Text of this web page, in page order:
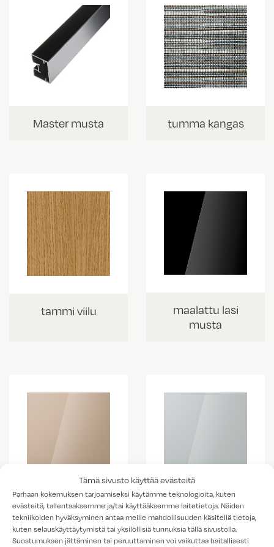
Tämä sivusto käyttää evästeitä
Parhaan kokemuksen tarjoamiseksi käytämme teknologioita, kuten
evästeitä, tallentaaksemme ja/tai käyttääksemme laitetietoja. Näiden
tekniikoiden hyväksyminen antaa meille mahdollisuuden käsitellä tietoja,
kuten selauskäyttäytymistä tai yksilöllisiä tunnuksia tällä sivustolla.
Suostumuksen jättäminen tai peruuttaminen voi vaikuttaa haitallisesti
Master musta tumma kangas
tammi viilu
maalattu lasi
musta
maalattu lasi
cappuccino
maalattu lasi
harmaa